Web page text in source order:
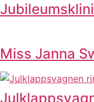
Miss Janna